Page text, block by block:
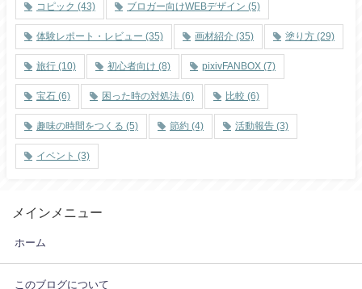
コピック (43)
体験レポート・レビュー (35) 画材紹介 (35) 塗り方 (29)
旅行 (10) 初心者向け (8) pixivFANBOX (7)
宝石 (6) 困った時の対処法 (6) 比較 (6)
趣味の時間をつくる (5)
ブロガー向けWEBデザイン (5)
節約 (4) 活動報告 (3)
イベント (3)
メインメニュー
ホーム
このブログについて